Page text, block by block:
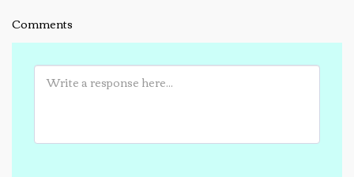
Comments